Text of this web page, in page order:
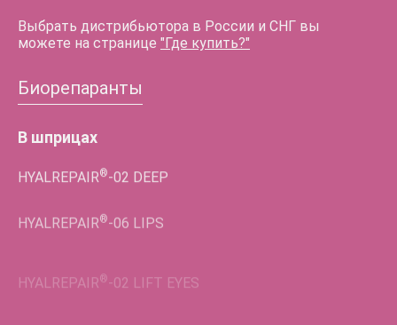
Выбрать дистрибьютора в России и СНГ вы
можете на странице "Где купить?"
Биорепаранты
В шприцах
HYALREPAIR® -02 DEEP